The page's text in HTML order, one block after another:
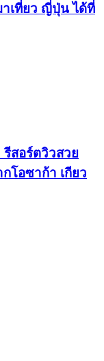
เที่ยว ญี่ปุ่น ได้ที่
รีสอร์ตวิวสวย
โอซาก้า เกียว